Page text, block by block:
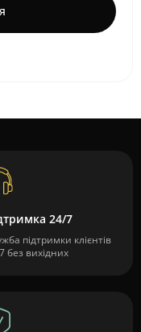
24/7
підтримки клієнтів
без вихідних